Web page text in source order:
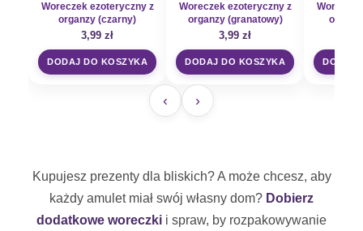
Woreczek ezoteryczny z
organzy (czarny)
3,99 zł
DODAJ DO KOSZYKA
Woreczek ezoteryczny z
organzy (granatowy)
3,99 zł
DODAJ DO KOSZYKA DODAJ
‹ ›
Kupujesz prezenty dla bliskich? A może chcesz, aby
każdy amulet miał swój własny dom? Dobierz
dodatkowe woreczki i spraw, by rozpakowywanie